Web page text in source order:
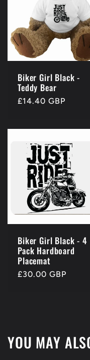
Biker Girl Black -
Teddy Bear
Prezzo
£14.40 GBP
Biker Girl Black - 4
Pack Hardboard
Placemat
Prezzo
£30.00 GBP
YOU MAY